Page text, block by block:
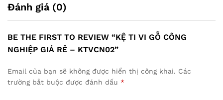
Đánh giá (0)
BE THE FIRST TO REVIEW “KỆ TI VI GỖ CÔNG
NGHIỆP GIÁ RẺ – KTVCN02”
Email của bạn sẽ không được hiển thị công khai. Các
trường bắt buộc được đánh dấu *